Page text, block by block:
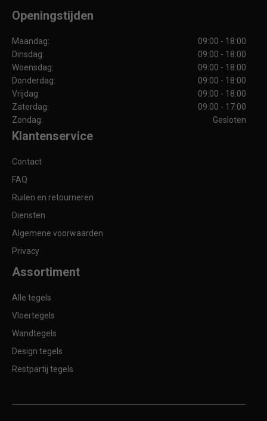
Openingstijden
Maandag:
09:00 - 18:00
Dinsdag:
09:00 - 18:00
Woensdag:
09:00 - 18:00
Donderdag:
09:00 - 18:00
Vrijdag
09:00 - 18:00
Zaterdag:
09:00 - 17:00
Zondag:
Gesloten
Klantenservice
Contact
FAQ
Ruilen en retourneren
Diensten
Algemene voorwaarden
Privacy
Assortiment
Alle tegels
Vloertegels
Wandtegels
Design tegels
Restpartij tegels